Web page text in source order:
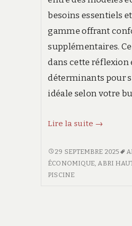
besoins essentiels
gamme offrant
supplémentaires.
dans cette réflexion
déterminants pour
idéale selon votre
Lire la suite Choisir
un
abri
→
CHOISIR
ENTRE
UN
29 SEPTEMBRE 2025
ÉCONOMIQUE ABRI
PISCINE